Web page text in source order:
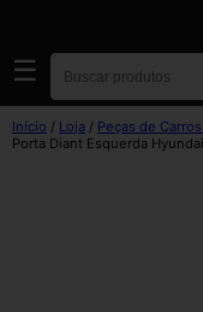
☰
Início / Loja / Peças de
Porta Diant Esquerda